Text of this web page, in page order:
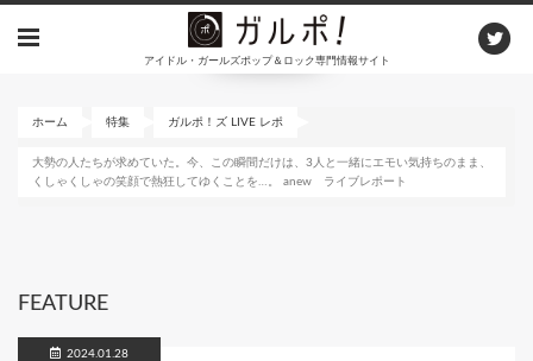
アイドル・ガールズポップ＆ロック専門情報サイト
ホーム 特集 ガルポ！ズ LIVE レポ
大勢の人たちが求めていた。今、この瞬間だけは、3人と一緒にエモい気持ちのまま、
くしゃくしゃの笑顔で熱狂してゆくことを…。 anew ライブレポート
FEATURE
2024.01.28